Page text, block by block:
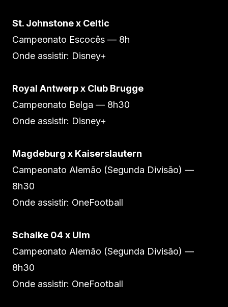
St. Johnstone x Celtic
Campeonato Escocês — 8h
Onde assistir: Disney+
Royal Antwerp x Club Brugge
Campeonato Belga — 8h30
Onde assistir: Disney+
Magdeburg x Kaiserslautern
Campeonato Alemão (Segunda Divisão) —
8h30
Onde assistir: OneFootball
Schalke 04 x Ulm
Campeonato Alemão (Segunda Divisão) —
8h30
Onde assistir: OneFootball